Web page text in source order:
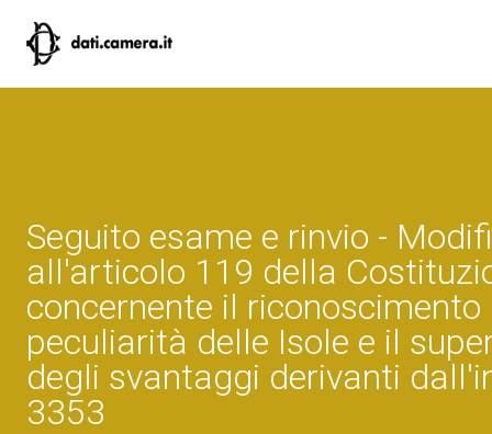
Seguito esame e rinvio -
all'articolo 119 della
concernente il riconoscimento
peculiarità delle Isole e il
degli svantaggi derivanti
3353